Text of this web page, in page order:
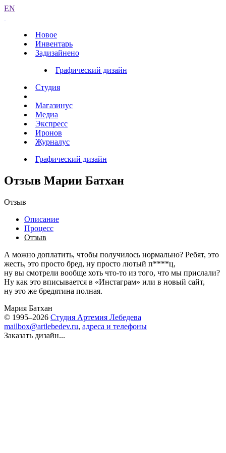
EN
Новое
Инвентарь
Задизайнено
Графический дизайн
Студия
Магазинус
Медиа
Экспресс
Иронов
Журналус
Графический дизайн
Отзыв Марии Батхан
Отзыв
Описание
Процесс
Отзыв
А можно доплатить, чтобы получилось нормально? Ребят, это
жесть, это просто бред, ну просто лютый п****ц,
ну вы смотрели вообще хоть что-то из того, что мы прислали?
Ну как это вписывается в «Инстаграм» или в новый сайт,
ну это же бредятина полная.
Мария Батхан
© 1995–2026 Студия Артемия Лебедева
mailbox@artlebedev.ru, адреса и телефоны
Заказать дизайн...